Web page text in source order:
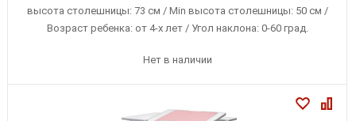
высота столешницы: 73 см / Min высота столешницы: 50 см /
Возраст ребенка: от 4-х лет / Угол наклона: 0-60 град.
Нет в наличии